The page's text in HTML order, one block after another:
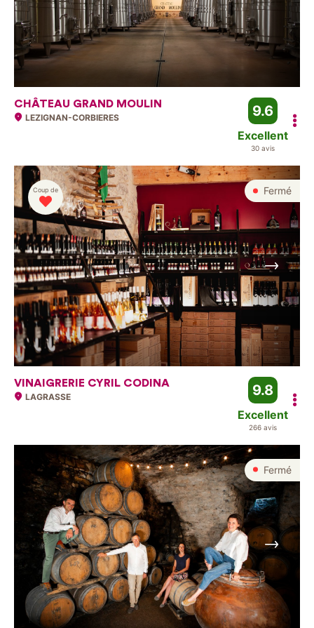
CHÂTEAU GRAND MOULIN
LEZIGNAN-CORBIERES 9.6
Excellent
30 avis
Fermé
Coup de
Suivant
VINAIGRERIE CYRIL CODINA
LAGRASSE 9.8
Excellent
266 avis
Fermé
Suivant